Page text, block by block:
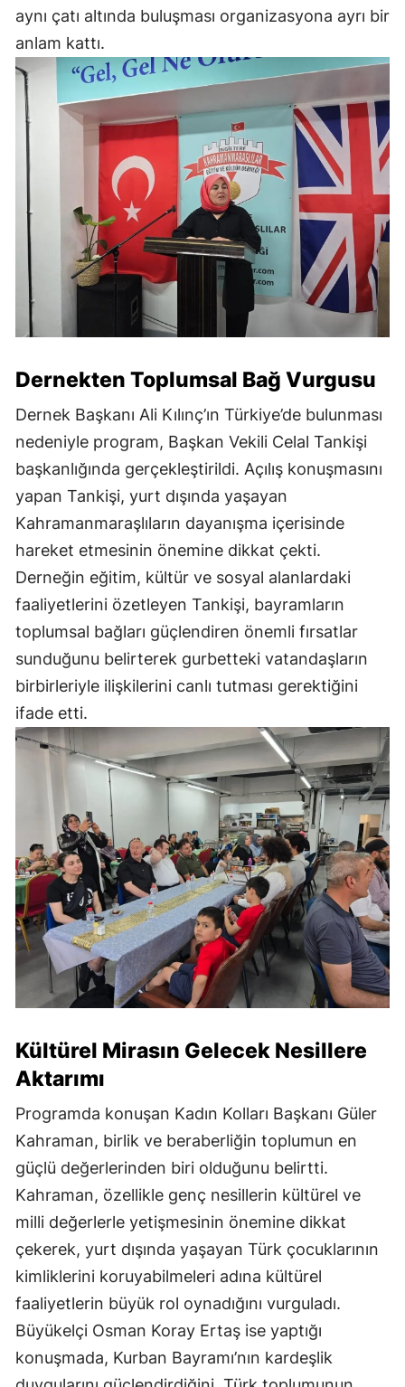
aynı çatı altında buluşması organizasyona ayrı bir
anlam kattı.
Dernekten Toplumsal Bağ Vurgusu
Dernek Başkanı Ali Kılınç’ın Türkiye’de bulunması
nedeniyle program, Başkan Vekili Celal Tankişi
başkanlığında gerçekleştirildi. Açılış konuşmasını
yapan Tankişi, yurt dışında yaşayan
Kahramanmaraşlıların dayanışma içerisinde
hareket etmesinin önemine dikkat çekti.
Derneğin eğitim, kültür ve sosyal alanlardaki
faaliyetlerini özetleyen Tankişi, bayramların
toplumsal bağları güçlendiren önemli fırsatlar
sunduğunu belirterek gurbetteki vatandaşların
birbirleriyle ilişkilerini canlı tutması gerektiğini
ifade etti.
Kültürel Mirasın Gelecek Nesillere
Aktarımı
Programda konuşan Kadın Kolları Başkanı Güler
Kahraman, birlik ve beraberliğin toplumun en
güçlü değerlerinden biri olduğunu belirtti.
Kahraman, özellikle genç nesillerin kültürel ve
milli değerlerle yetişmesinin önemine dikkat
çekerek, yurt dışında yaşayan Türk çocuklarının
kimliklerini koruyabilmeleri adına kültürel
faaliyetlerin büyük rol oynadığını vurguladı.
Büyükelçi Osman Koray Ertaş ise yaptığı
konuşmada, Kurban Bayramı’nın kardeşlik